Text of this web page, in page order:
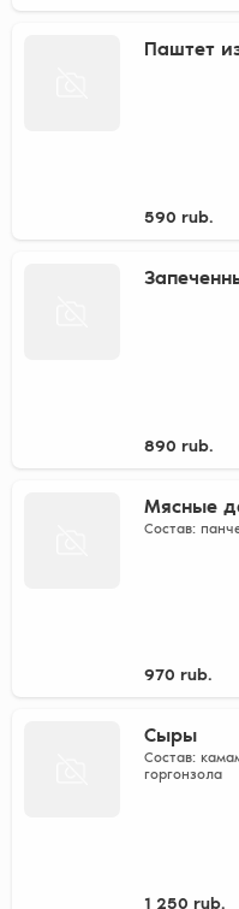
Паштет
590 rub.
890 rub.
Мясные
Состав:
970 rub.
Сыры
Состав:
горгонзола
1 250 rub.